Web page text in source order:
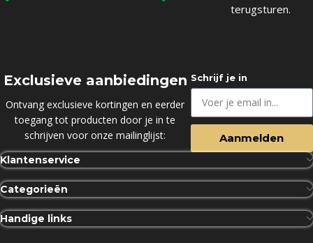
terugsturen.
Exclusieve aanbiedingen
Ontvang exclusieve kortingen en eerder
toegang tot producten door je in te
schrijven voor onze mailinglijst:
Schrijf je in
Aanmelden
Klantenservice
Categorieën
Handige links